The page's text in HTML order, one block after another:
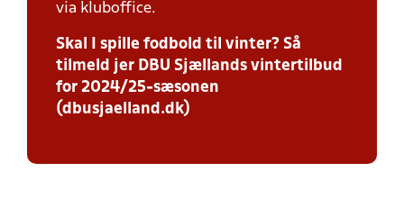
via kluboffice.
Skal I spille fodbold til vinter? Så
tilmeld jer DBU Sjællands vintertilbud
for 2024/25-sæsonen
(dbusjaelland.dk)